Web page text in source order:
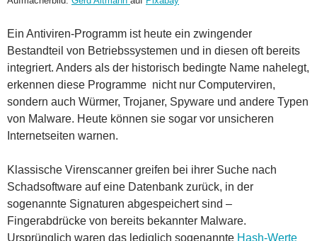
Ein Antiviren-Programm ist heute ein zwingender
Bestandteil von Betriebssystemen und in diesen oft bereits
integriert. Anders als der historisch bedingte Name nahelegt,
erkennen diese Programme nicht nur Computerviren,
sondern auch Würmer, Trojaner, Spyware und andere Typen
von Malware. Heute können sie sogar vor unsicheren
Internetseiten warnen.
Klassische Virenscanner greifen bei ihrer Suche nach
Schadsoftware auf eine Datenbank zurück, in der
sogenannte Signaturen abgespeichert sind –
Fingerabdrücke von bereits bekannter Malware.
Ursprünglich waren das lediglich sogenannte Hash-Werte